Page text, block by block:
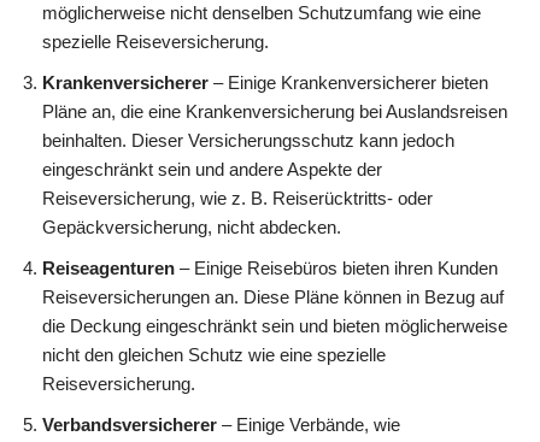
möglicherweise nicht denselben Schutzumfang wie eine
spezielle Reiseversicherung.
Krankenversicherer – Einige Krankenversicherer bieten
Pläne an, die eine Krankenversicherung bei Auslandsreisen
beinhalten. Dieser Versicherungsschutz kann jedoch
eingeschränkt sein und andere Aspekte der
Reiseversicherung, wie z. B. Reiserücktritts- oder
Gepäckversicherung, nicht abdecken.
Reiseagenturen – Einige Reisebüros bieten ihren Kunden
Reiseversicherungen an. Diese Pläne können in Bezug auf
die Deckung eingeschränkt sein und bieten möglicherweise
nicht den gleichen Schutz wie eine spezielle
Reiseversicherung.
Verbandsversicherer – Einige Verbände, wie